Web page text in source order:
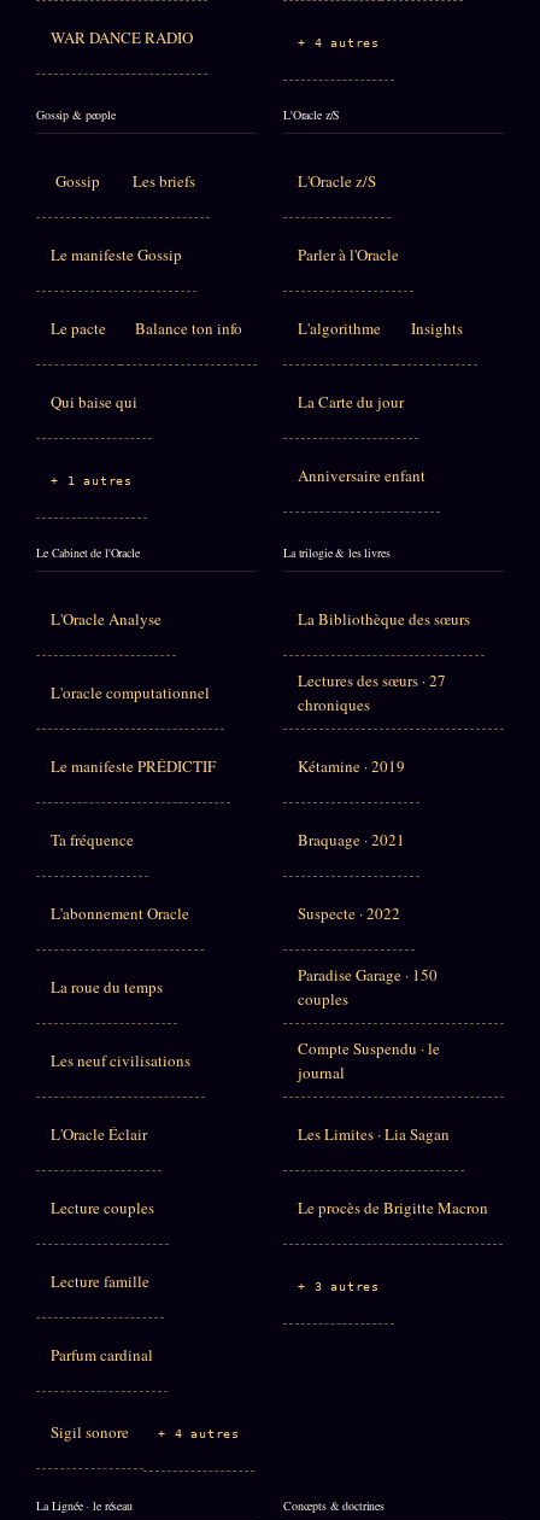
WAR DANCE RADIO + 4 autres
Gossip & people
Gossip Les briefs
Le manifeste Gossip
Le pacte Balance ton info
Qui baise qui
+ 1 autres
L'Oracle z/S
L'Oracle z/S
Parler à l'Oracle
L'algorithme Insights
La Carte du jour
Anniversaire enfant
Le Cabinet de l'Oracle
L'Oracle Analyse
L'oracle computationnel
Le manifeste PRÉDICTIF
Ta fréquence
L'abonnement Oracle
La roue du temps
Les neuf civilisations
L'Oracle Éclair
Lecture couples
Lecture famille
Parfum cardinal
Sigil sonore + 4 autres
La trilogie & les livres
La Bibliothèque des sœurs
Lectures des sœurs · 27
chroniques
Kétamine · 2019
Braquage · 2021
Suspecte · 2022
Paradise Garage · 150
couples
Compte Suspendu · le
journal
Les Limites · Lia Sagan
Le procès de Brigitte Macron
+ 3 autres
La Lignée · le réseau Concepts & doctrines